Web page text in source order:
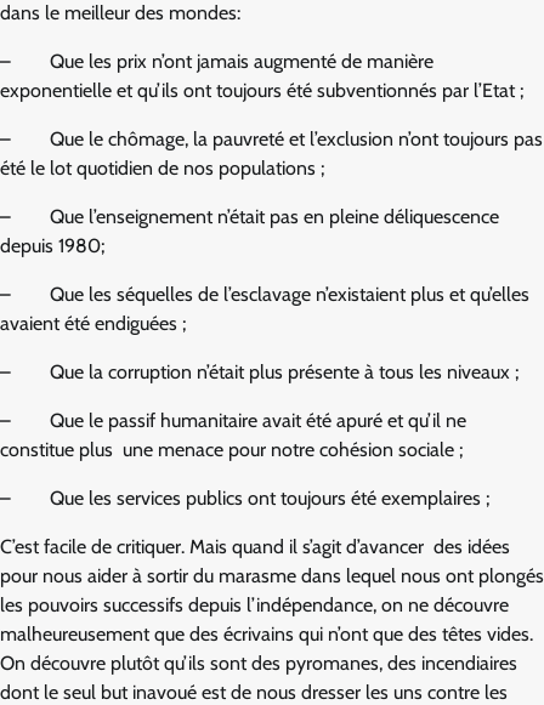
dans le meilleur des mondes:
– Que les prix n’ont jamais augmenté de manière
exponentielle et qu’ils ont toujours été subventionnés par l’Etat ;
– Que le chômage, la pauvreté et l’exclusion n’ont toujours pas
été le lot quotidien de nos populations ;
– Que l’enseignement n’était pas en pleine déliquescence
depuis 1980;
– Que les séquelles de l’esclavage n’existaient plus et qu’elles
avaient été endiguées ;
– Que la corruption n’était plus présente à tous les niveaux ;
– Que le passif humanitaire avait été apuré et qu’il ne
constitue plus une menace pour notre cohésion sociale ;
– Que les services publics ont toujours été exemplaires ;
C’est facile de critiquer. Mais quand il s’agit d’avancer des idées
pour nous aider à sortir du marasme dans lequel nous ont plongés
les pouvoirs successifs depuis l’indépendance, on ne découvre
malheureusement que des écrivains qui n’ont que des têtes vides.
On découvre plutôt qu’ils sont des pyromanes, des incendiaires
dont le seul but inavoué est de nous dresser les uns contre les